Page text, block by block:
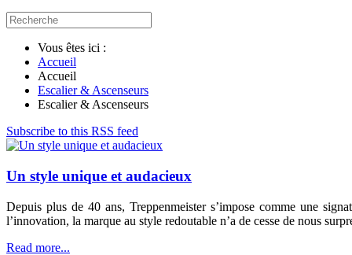
Vous êtes ici :
Accueil
Accueil
Escalier & Ascenseurs
Escalier & Ascenseurs
Subscribe to this RSS feed
Un style unique et audacieux
Depuis plus de 40 ans, Treppenmeister s’impose comme une
l’innovation, la marque au style redoutable n’a de cesse de nous
Read more...